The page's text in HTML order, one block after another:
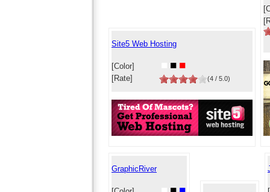
Site5 Web Hosting
[Color] ■ ■
[Rate] (4 / 5.0)
GraphicRiver